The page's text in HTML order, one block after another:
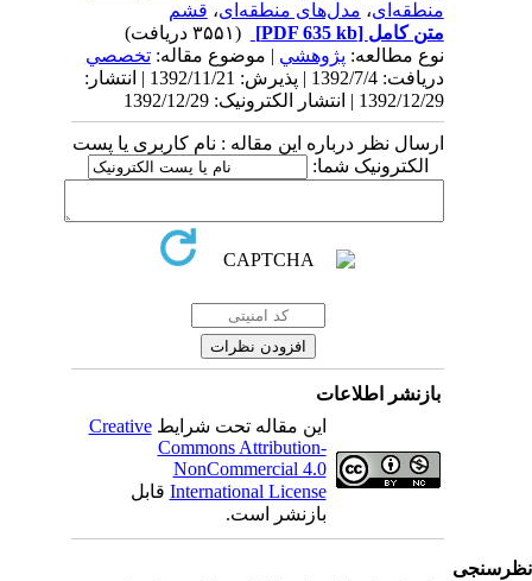
منطقه‌ای،مدل‌های منطقه‌ای،قشم
متن کامل[PDF 635 kb]
نوع مطالعه:پژوهشي| موضوع مقاله:تخصصي
دریافت: 1392/7/4 | پذیرش: 1392/11/21 | انتشار:
1392/12/29 | انتشار الکترونیک: 1392/12/29
ارسال نظر درباره این مقاله : نام کاربری یا پست
الکترونیک شما:
بازنشر اطلاعات
این مقاله تحت شرایطCreative
Commons Attribution-
NonCommercial 4.0
International Licenseقابل
بازنشر است.